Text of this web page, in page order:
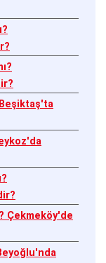
Beşiktaş'ta
Çekmeköy'de